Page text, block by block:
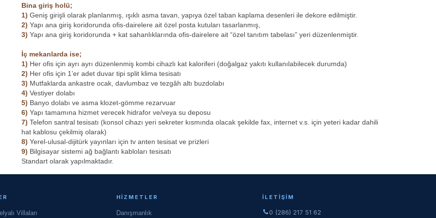
Bina giriş holü;
1) Geniş girişli olarak planlanmış, ışıklı asma tavan, yapıya özel taban kaplama desenleri ile dekore edilmiştir.
2) Yapı ana giriş koridorunda ofis-dairelere ait özel posta kutuları tasarlanmış,
3) Yapı ana giriş koridorunda + kat sahanlıklarında ofis-dairelere ait “özel tanıtım tabelası” yeri düzenlenmiştir.
İç mekanlarda ise;
1) Her ofis için ayrı ayrı düzenlenmiş kombi cihazlı kat kaloriferi (doğalgaz yakıtı kullanılabilecek durumda)
2) Her ofis için 1’er adet duvar tipi split klima tesisatı
3) Mutfaklarda ankastre ocak, davlumbaz ve tezgâh altı buzdolabı
4) Vestiyer dolabı
5) Banyo dolabı ve asma klozet-gömme rezarvuar
6) Yapı tamamına hizmet verecek hidrafor ve/veya su deposu
7) Telefon santral tesisatı (konsol cihazı yeri sekreter kısmında olacak şekilde fax, internet v.s. için yeteri kadar dahili
hat kablosu çekilmiş olarak)
8) Yerel-ulusal-dijitürk yayınları için tv anten tesisat ve prizleri
9) Bilgisayar sistemi ağ bağlantı kabloları tesisatı
Standart olarak yapılmaktadır.
Villaları
HIZMETLER
Danışmanlık
İLETIŞIM
0 (286) 217 51 62